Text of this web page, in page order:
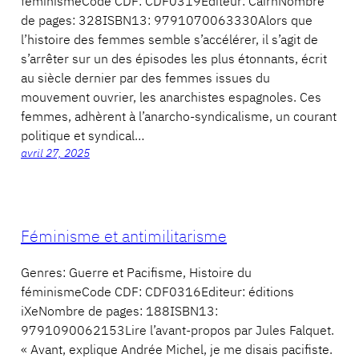
de pages: 328ISBN13: 9791070063330Alors que
l’histoire des femmes semble s’accélérer, il s’agit de
s’arrêter sur un des épisodes les plus étonnants, écrit
au siècle dernier par des femmes issues du
mouvement ouvrier, les anarchistes espagnoles. Ces
femmes, adhèrent à l’anarcho-syndicalisme, un courant
politique et syndical…
avril 27, 2025
Féminisme et antimilitarisme
Genres: Guerre et Pacifisme, Histoire du
féminismeCode CDF: CDF0316Editeur: éditions
iXeNombre de pages: 188ISBN13:
9791090062153Lire l’avant-propos par Jules Falquet.
« Avant, explique Andrée Michel, je me disais pacifiste.